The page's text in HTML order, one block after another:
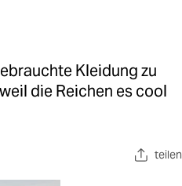
Kleidung zu
die Reichen es cool
teilen